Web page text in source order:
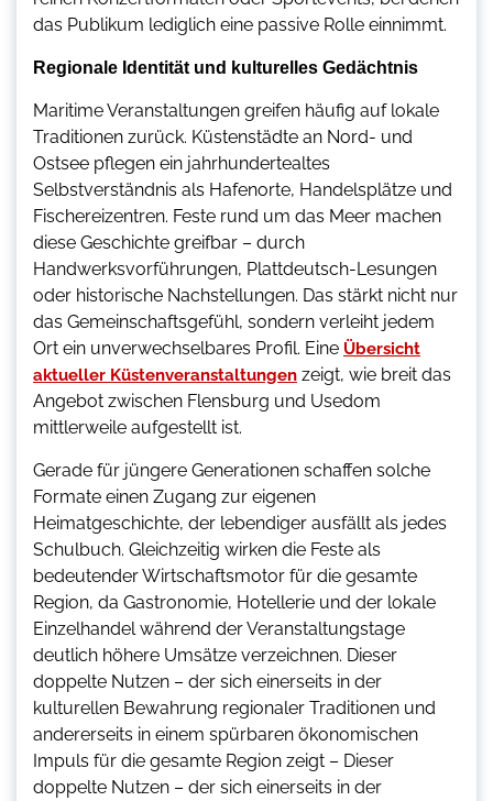
das Publikum lediglich eine passive Rolle einnimmt.
Regionale Identität und kulturelles Gedächtnis
Maritime Veranstaltungen greifen häufig auf lokale
Traditionen zurück. Küstenstädte an Nord- und
Ostsee pflegen ein jahrhundertealtes
Selbstverständnis als Hafenorte, Handelsplätze und
Fischereizentren. Feste rund um das Meer machen
diese Geschichte greifbar – durch
Handwerksvorführungen, Plattdeutsch-Lesungen
oder historische Nachstellungen. Das stärkt nicht nur
das Gemeinschaftsgefühl, sondern verleiht jedem
Ort ein unverwechselbares Profil. Eine Übersicht
aktueller Küstenveranstaltungen zeigt, wie breit das
Angebot zwischen Flensburg und Usedom
mittlerweile aufgestellt ist.
Gerade für jüngere Generationen schaffen solche
Formate einen Zugang zur eigenen
Heimatgeschichte, der lebendiger ausfällt als jedes
Schulbuch. Gleichzeitig wirken die Feste als
bedeutender Wirtschaftsmotor für die gesamte
Region, da Gastronomie, Hotellerie und der lokale
Einzelhandel während der Veranstaltungstage
deutlich höhere Umsätze verzeichnen. Dieser
doppelte Nutzen – der sich einerseits in der
kulturellen Bewahrung regionaler Traditionen und
andererseits in einem spürbaren ökonomischen
Impuls für die gesamte Region zeigt – Dieser
doppelte Nutzen – der sich einerseits in der